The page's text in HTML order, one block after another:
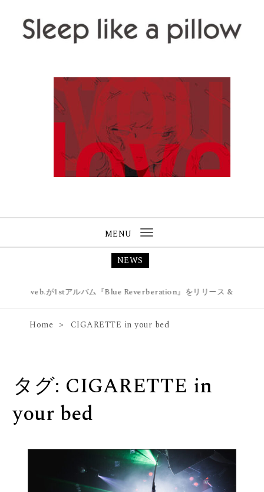
Skip to content
MENU
Toggle
NEWS
blue web.が1stアルバム『Blue Reverberation』をリリース & 幡ヶ谷
Home CIGARETTE in your bed
タグ: CIGARETTE in
your bed